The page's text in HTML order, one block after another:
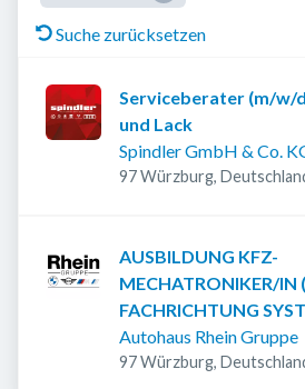
Suche zurücksetzen
Serviceberater (m/w/
und Lack
Spindler GmbH & Co.
97 Würzburg,
AUSBILDUNG KFZ-
MECHATRONIKER/
FACHRICHTUNG
HOCHVOLTTECHNIK
Autohaus Rhein Gruppe
97 Würzburg,